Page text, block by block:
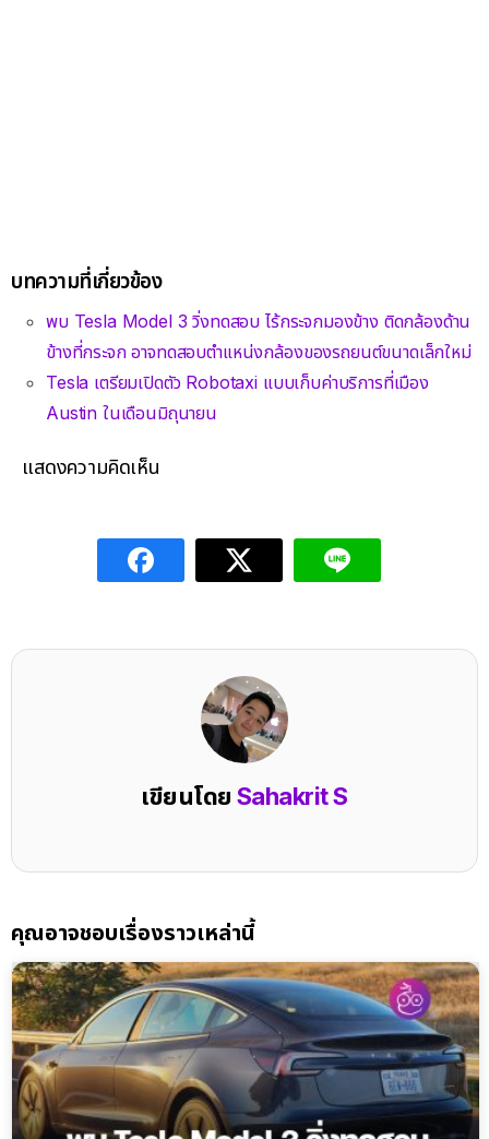
บทความที่เกี่ยวข้อง
พบ Tesla Model 3 วิ่งทดสอบ ไร้กระจกมองข้าง ติดกล้องด้าน
ข้างที่กระจก อาจทดสอบตำแหน่งกล้องของรถยนต์ขนาดเล็กใหม่
Tesla เตรียมเปิดตัว Robotaxi แบบเก็บค่าบริการที่เมือง
Austin ในเดือนมิถุนายน
แสดงความคิดเห็น
เขียนโดยSahakrit S
คุณอาจชอบเรื่องราวเหล่านี้